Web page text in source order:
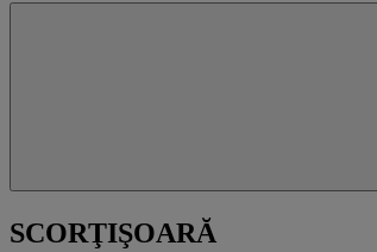
SCORŢIŞOARĂ